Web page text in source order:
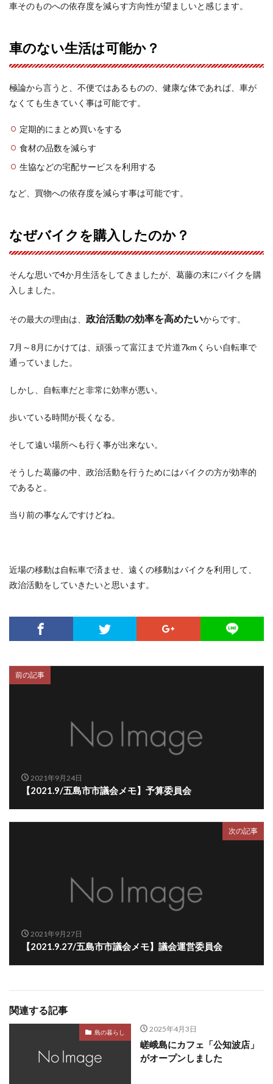
車そのものへの依存度を減らす方向性が望ましいと感じます。
車のない生活は可能か？
極論から言うと、不便ではあるものの、健康な体であれば、車が
なくても生きていく事は可能です。
定期的にまとめ買いをする
食材の品数を減らす
生協などの宅配サービスを利用する
など、買物への依存度を減らす事は可能です。
なぜバイクを購入したのか？
そんな思いで4か月生活をしてきましたが、葛藤の末にバイクを購
入しました。
その最大の理由は、 政治活動の効率を高めたいからです。
7月～8月にかけては、頑張って富江まで片道7kmくらい自転車で
通っていました。
しかし、自転車だと非常に効率が悪い。
歩いている時間が長くなる。
そして遠い場所へも行く事が出来ない。
そうした葛藤の中、政治活動を行うためにはバイクの方が効率的
であると。
当り前の事なんですけどね。
近場の移動は自転車で済ませ、遠くの移動はバイクを利用して、
政治活動をしていきたいと思います。
前の記事
2021年9月24日
【2021.9/五島市市議会メモ】予算委員会
次の記事
2021年9月27日
【2021.9.27/五島市市議会メモ】議会運営委員会
関連する記事
島の暮らし 2025年4月3日
嵯峨島にカフェ「公知波店」
がオープンしました